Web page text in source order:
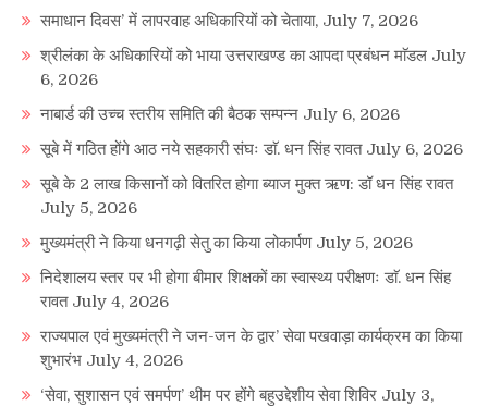
समाधान दिवस’ में लापरवाह अधिकारियों को चेताया, July 7, 2026
श्रीलंका के अधिकारियों को भाया उत्तराखण्ड का आपदा प्रबंधन माॅडल July
6, 2026
नाबार्ड की उच्च स्तरीय समिति की बैठक सम्पन्न July 6, 2026
सूबे में गठित होंगे आठ नये सहकारी संघः डाॅ. धन सिंह रावत July 6, 2026
सूबे के 2 लाख किसानों को वितरित होगा ब्याज मुक्त ऋण: डॉ धन सिंह रावत
July 5, 2026
मुख्यमंत्री ने किया धनगढ़ी सेतु का किया लोकार्पण July 5, 2026
निदेशालय स्तर पर भी होगा बीमार शिक्षकों का स्वास्थ्य परीक्षणः डाॅ. धन सिंह
रावत July 4, 2026
राज्यपाल एवं मुख्यमंत्री ने जन-जन के द्वार’ सेवा पखवाड़ा कार्यक्रम का किया
शुभारंभ July 4, 2026
‘सेवा, सुशासन एवं समर्पण’ थीम पर होंगे बहुउद्देशीय सेवा शिविर July 3,